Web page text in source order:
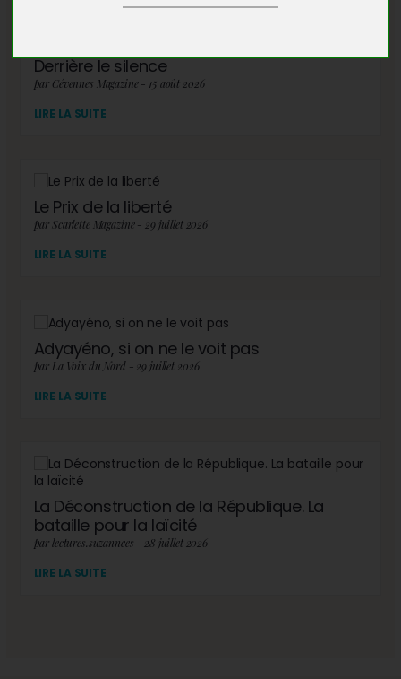
Derrière le silence
par Cévennes Magazine - 15 août 2026
LIRE LA SUITE
Le Prix de la liberté
par Scarlette Magazine - 29 juillet 2026
LIRE LA SUITE
Adyayéno, si on ne le voit pas
par La Voix du Nord - 29 juillet 2026
LIRE LA SUITE
La Déconstruction de la République. La
bataille pour la laïcité
par lectures.suzannees - 28 juillet 2026
LIRE LA SUITE